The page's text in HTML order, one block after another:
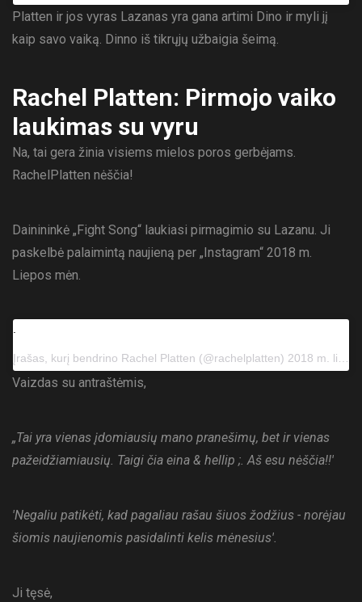
Platten ir jos vyras Lazanas yra gana artimi Dino ir myli jį
kaip savo vaiką. Dinno iš tikrųjų užbaigia šeimą.
Rachel Platten: Pirmojo vaiko
laukimas su vyru
Na, tai gera žinia visiems mielos poros gerbėjams.
RachelPlatten nėščia!
Dainininkė „Fight Song“ laukiasi pirmagimio su Lazanu. Ji
paskelbė palaimintą naujieną per „Instagram“ 2018 m.
Liepos mėn.
Įrašas, kurį bendrino Rachel Platten (@rachelplatten) 2018 m. liepos 25 d., 10:00 val. PDT
Vaizdas su antraštėmis,
„Tai yra vienas įdomiausių mano pranešimų, bet ir vienas
pažeidžiamiausių. Taigi čia eina & hellip ;. Aš esu nėščia!!'
'Negaliu patikėti, kad pagaliau rašau šiuos žodžius - norėjau
šiomis naujienomis pasidalinti kelis mėnesius'.
Ji tęsė,